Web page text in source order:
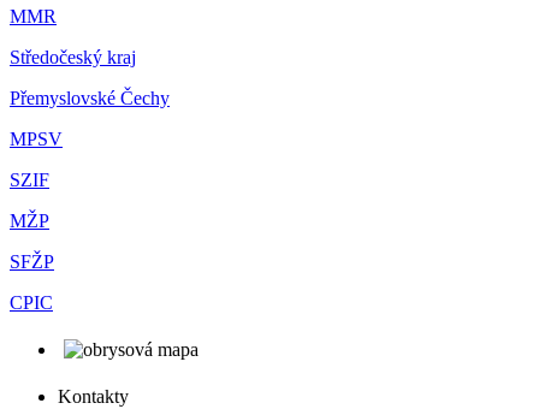
MMR
Středočeský kraj
Přemyslovské Čechy
MPSV
SZIF
MŽP
SFŽP
CPIC
Kontakty